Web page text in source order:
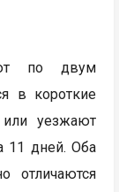
по двум
в короткие
уезжают
11 дней. Оба
отличаются